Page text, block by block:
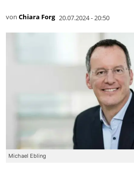
von Chiara Forg 20.07.2024 - 20:50
Michael Ebling